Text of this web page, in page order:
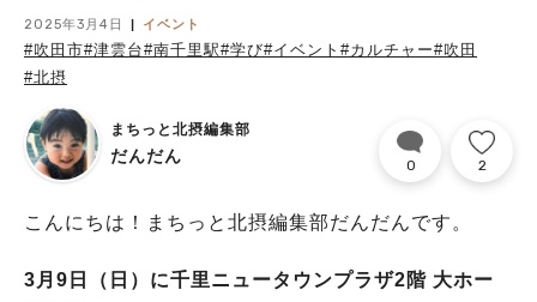
2025年3月4日 イベント
#吹田市#津雲台#南千里駅#学び#イベント #カルチャー#吹田
#北摂
まちっと北摂編集部
だんだん 0 2
こんにちは！まちっと北摂編集部だんだんです。
3月9日（日）に千里ニュータウンプラザ2階 大ホー